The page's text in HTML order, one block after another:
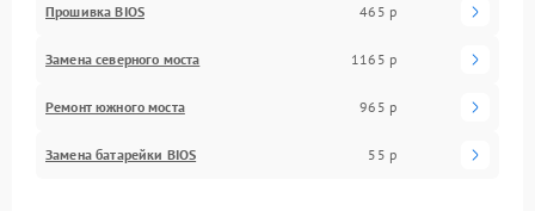
Прошивка BIOS 465 р
Замена северного моста 1165 р
Ремонт южного моста 965 р
Замена батарейки BIOS 55 р